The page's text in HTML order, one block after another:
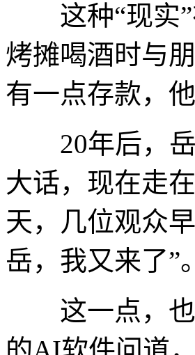
这种“现实”
烤摊喝酒时与
有一点存款，
20年后，岳
大话，现在走
天，几位观众
岳，我又来了”。
这一点，也